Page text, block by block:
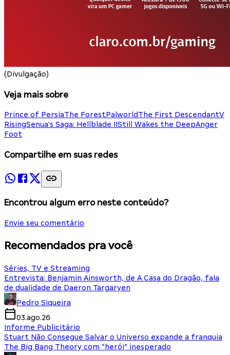
(Divulgação)
Veja mais sobre
Prince of PersiaThe ForestPalworldThe First DescendantV
RisingSenua's Saga: Hellblade IIStill Wakes the DeepAnger
Foot
Compartilhe em suas redes
Encontrou algum erro neste conteúdo?
Envie seu comentário
Recomendados pra você
Séries, TV e Streaming
Entrevista: Benjamin Ainsworth, de A Casa do Dragão, fala
de dualidade de Daeron Targaryen
Pedro Siqueira
03.ago.26
Informe Publicitário
Stuart Não Consegue Salvar o Universo expande a franquia
The Big Bang Theory com “herói” inesperado